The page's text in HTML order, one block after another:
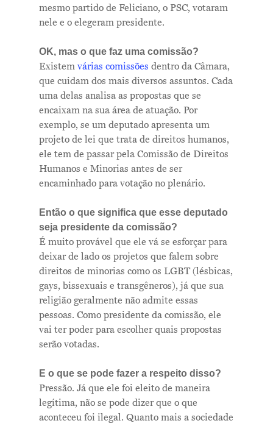
mesmo partido de Feliciano, o PSC, votaram
nele e o elegeram presidente.
OK, mas o que faz uma comissão?
Existem várias comissões dentro da Câmara,
que cuidam dos mais diversos assuntos. Cada
uma delas analisa as propostas que se
encaixam na sua área de atuação. Por
exemplo, se um deputado apresenta um
projeto de lei que trata de direitos humanos,
ele tem de passar pela Comissão de Direitos
Humanos e Minorias antes de ser
encaminhado para votação no plenário.
Então o que significa que esse deputado
seja presidente da comissão?
É muito provável que ele vá se esforçar para
deixar de lado os projetos que falem sobre
direitos de minorias como os LGBT (lésbicas,
gays, bissexuais e transgêneros), já que sua
religião geralmente não admite essas
pessoas. Como presidente da comissão, ele
vai ter poder para escolher quais propostas
serão votadas.
E o que se pode fazer a respeito disso?
Pressão. Já que ele foi eleito de maneira
legítima, não se pode dizer que o que
aconteceu foi ilegal. Quanto mais a sociedade